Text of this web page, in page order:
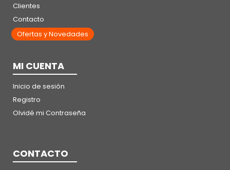
Clientes
Contacto
Ofertas y Novedades
MI CUENTA
Inicio de sesión
Registro
Olvidé mi Contraseña
CONTACTO